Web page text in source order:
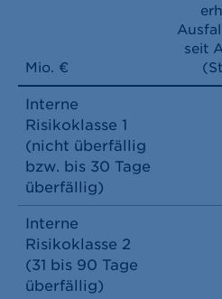
Mio. €
seit
Interne
Risikoklasse 1
(nicht überfällig
bzw. bis 30 Tage
überfällig)
Interne
Risikoklasse 2
(31 bis 90 Tage
überfällig)